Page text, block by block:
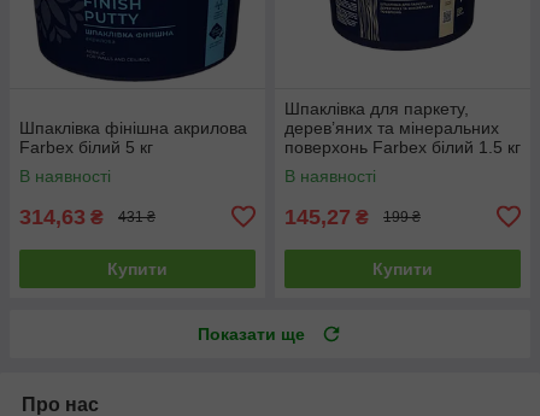
Шпаклівка фінішна акрилова
Farbex білий 5 кг
В наявності
314,63 ₴ 431 ₴
Купити
Шпаклівка для паркету,
дерев’яних та мінеральних
поверхонь Farbex білий 1.5 кг
В наявності
145,27 ₴ 199 ₴
Купити
Показати ще
Про нас